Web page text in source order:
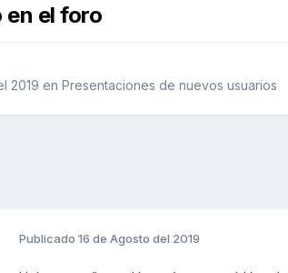
en el foro
2019 en Presentaciones de nuevos usuarios
Publicado 16 de Agosto del 2019